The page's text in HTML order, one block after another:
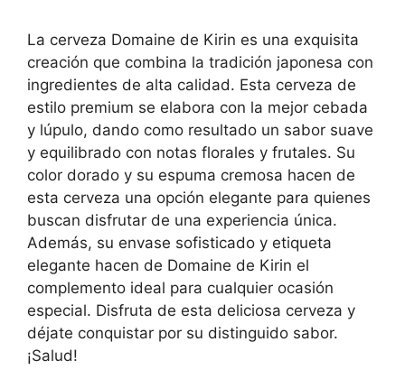
La cerveza Domaine de Kirin es una exquisita
creación que combina la tradición japonesa con
ingredientes de alta calidad. Esta cerveza de
estilo premium se elabora con la mejor cebada
y lúpulo, dando como resultado un sabor suave
y equilibrado con notas florales y frutales. Su
color dorado y su espuma cremosa hacen de
esta cerveza una opción elegante para quienes
buscan disfrutar de una experiencia única.
Además, su envase sofisticado y etiqueta
elegante hacen de Domaine de Kirin el
complemento ideal para cualquier ocasión
especial. Disfruta de esta deliciosa cerveza y
déjate conquistar por su distinguido sabor.
¡Salud!